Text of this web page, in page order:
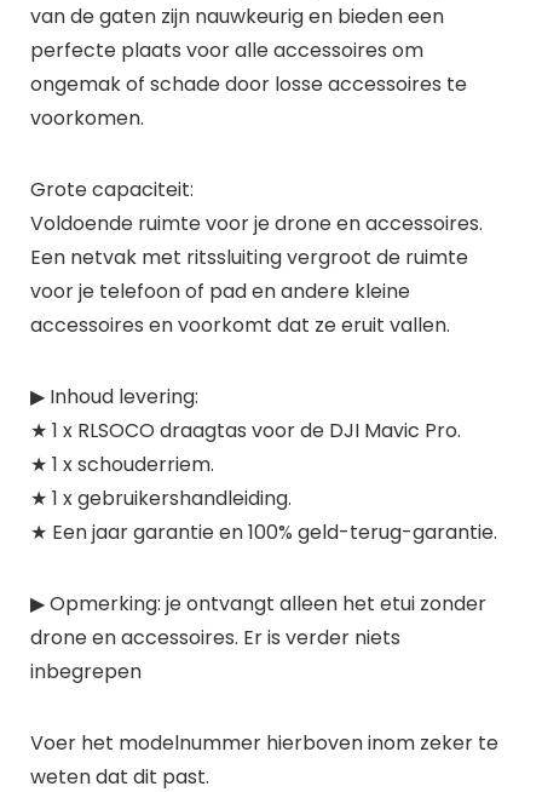
van de gaten zijn nauwkeurig en bieden een
perfecte plaats voor alle accessoires om
ongemak of schade door losse accessoires te
voorkomen.
Grote capaciteit:
Voldoende ruimte voor je drone en accessoires.
Een netvak met ritssluiting vergroot de ruimte
voor je telefoon of pad en andere kleine
accessoires en voorkomt dat ze eruit vallen.
▶ Inhoud levering:
★ 1 x RLSOCO draagtas voor de DJI Mavic Pro.
★ 1 x schouderriem.
★ 1 x gebruikershandleiding.
★ Een jaar garantie en 100% geld-terug-garantie.
▶ Opmerking: je ontvangt alleen het etui zonder
drone en accessoires. Er is verder niets
inbegrepen
Voer het modelnummer hierboven inom zeker te
weten dat dit past.